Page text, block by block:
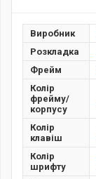
Виробник
Розкладка
Фрейм
Колір
фрейму/
корпусу
Колір
клавіш
Колір
шрифту